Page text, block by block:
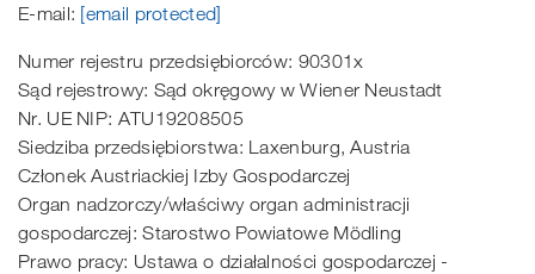
E-mail: [email protected]
Numer rejestru przedsiębiorców: 90301x
Sąd rejestrowy: Sąd okręgowy w Wiener Neustadt
Nr. UE NIP: ATU19208505
Siedziba przedsiębiorstwa: Laxenburg, Austria
Członek Austriackiej Izby Gospodarczej
Organ nadzorczy/właściwy organ administracji
gospodarczej: Starostwo Powiatowe Mödling
Prawo pracy: Ustawa o działalności gospodarczej -